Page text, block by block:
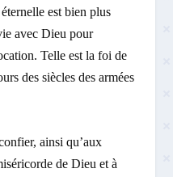
est bien plus
avec Dieu pour
Telle est la foi de
des siècles des armées
ainsi qu’aux
de Dieu et à